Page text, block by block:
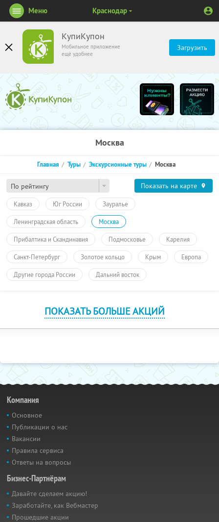
КупиКупон
Мобильное приложение
ещё удобнее
Загрузить
Меню Краснодар
Москва
По рейтингу
Главная Туры Экскурсионные туры Москва
Показать на карте
Кавказ Юг России Зауралье
Ленинградская область Москва
Прибалтика и Скандинавия Подмосковье Карелия
Санкт-Петербург Золотое кольцо Крым Европа
Другие города России Дальний восток
ПОКАЗАТЬ БОЛЬШЕ АКЦИЙ
Компания
Основное
Публикации о нас
Вакансии
Правила сервиса
Ответы на вопросы
Бизнес-Партнёрам
Давайте сделаем акцию!
Заработайте, как Вебмастер
Прошедшие акции